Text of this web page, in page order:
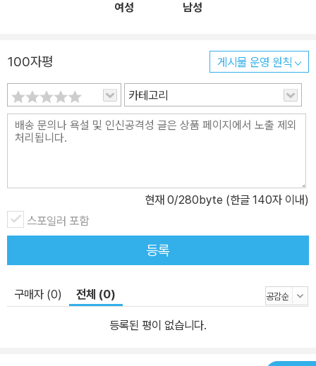
여성
남성
100자평 게시물 운영 원칙
카테고리
현재 0/280byte (한글 140자 이내)
스포일러 포함
등록
구매자 (0) 전체 (0)
등록된 평이 없습니다.